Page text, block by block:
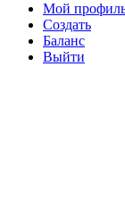
Мой
Создать
Баланс
Выйти